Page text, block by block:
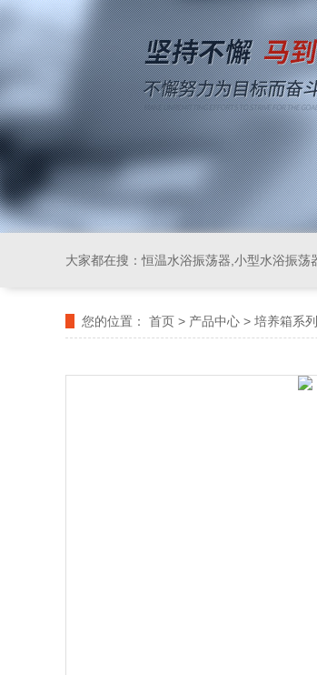
大家都在搜：恒温水浴振荡器,小型水浴振荡
您的位置： 首页 > 产品中心 > 培养箱系列